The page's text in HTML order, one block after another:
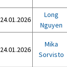
24.01.2026
Long
Nguyen
24.01.2026
Mika
Sorvisto